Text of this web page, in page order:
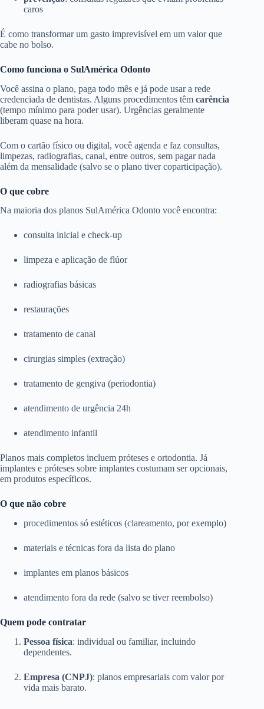
caros
É como transformar um gasto imprevisível em um valor que
cabe no bolso.
Como funciona o SulAmérica Odonto
Você assina o plano, paga todo mês e já pode usar a rede
credenciada de dentistas. Alguns procedimentos têm carência
(tempo mínimo para poder usar). Urgências geralmente
liberam quase na hora.
Com o cartão físico ou digital, você agenda e faz consultas,
limpezas, radiografias, canal, entre outros, sem pagar nada
além da mensalidade (salvo se o plano tiver coparticipação).
O que cobre
Na maioria dos planos SulAmérica Odonto você encontra:
consulta inicial e check-up
limpeza e aplicação de flúor
radiografias básicas
restaurações
tratamento de canal
cirurgias simples (extração)
tratamento de gengiva (periodontia)
atendimento de urgência 24h
atendimento infantil
Planos mais completos incluem próteses e ortodontia. Já
implantes e próteses sobre implantes costumam ser opcionais,
em produtos específicos.
O que não cobre
procedimentos só estéticos (clareamento, por exemplo)
materiais e técnicas fora da lista do plano
implantes em planos básicos
atendimento fora da rede (salvo se tiver reembolso)
Quem pode contratar
Pessoa física: individual ou familiar, incluindo
dependentes.
Empresa (CNPJ): planos empresariais com valor por
vida mais barato.